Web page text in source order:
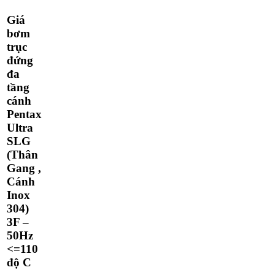
Giá
bơm
trục
đứng
đa
tầng
cánh
Pentax
Ultra
SLG
(Thân
Gang ,
Cánh
Inox
304)
3F –
50Hz
<=110
độ C